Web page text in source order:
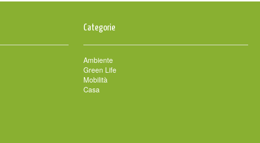
Categorie
Ambiente
Green Life
Mobilità
Casa